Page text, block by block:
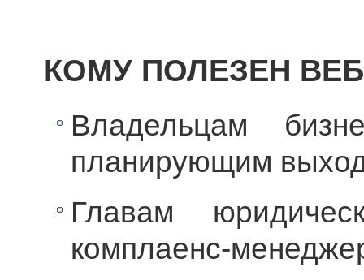
КОМУ ПОЛЕЗЕН
Владельцам
планирующим
Главам
комплаенс-